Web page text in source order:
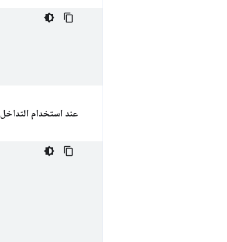
عند استخدام التداخل